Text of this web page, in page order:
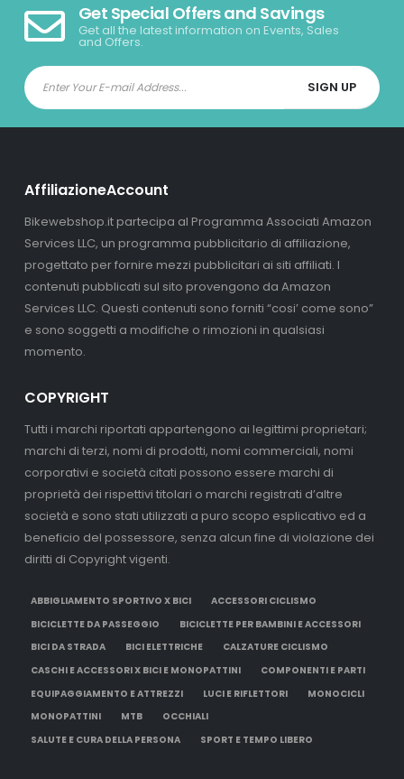
Get Special Offers and Savings
Get all the latest information on Events, Sales
and Offers.
AffiliazioneAccount
Bikewebshop.it partecipa al Programma Associati Amazon
Services LLC, un programma pubblicitario di affiliazione,
progettato per fornire mezzi pubblicitari ai siti affiliati. I
contenuti pubblicati sul sito provengono da Amazon
Services LLC. Questi contenuti sono forniti “cosi’ come sono”
e sono soggetti a modifiche o rimozioni in qualsiasi
momento.
COPYRIGHT
Tutti i marchi riportati appartengono ai legittimi proprietari;
marchi di terzi, nomi di prodotti, nomi commerciali, nomi
corporativi e società citati possono essere marchi di
proprietà dei rispettivi titolari o marchi registrati d’altre
società e sono stati utilizzati a puro scopo esplicativo ed a
beneficio del possessore, senza alcun fine di violazione dei
diritti di Copyright vigenti.
ABBIGLIAMENTO SPORTIVO X BICI
ACCESSORI CICLISMO
BICICLETTE DA PASSEGGIO
BICICLETTE PER BAMBINI E ACCESSORI
BICI DA STRADA
BICI ELETTRICHE
CALZATURE CICLISMO
CASCHI E ACCESSORI X BICI E MONOPATTINI
COMPONENTI E PARTI
EQUIPAGGIAMENTO E ATTREZZI
LUCI E RIFLETTORI
MONOCICLI
MONOPATTINI
MTB
OCCHIALI
SALUTE E CURA DELLA PERSONA
SPORT E TEMPO LIBERO